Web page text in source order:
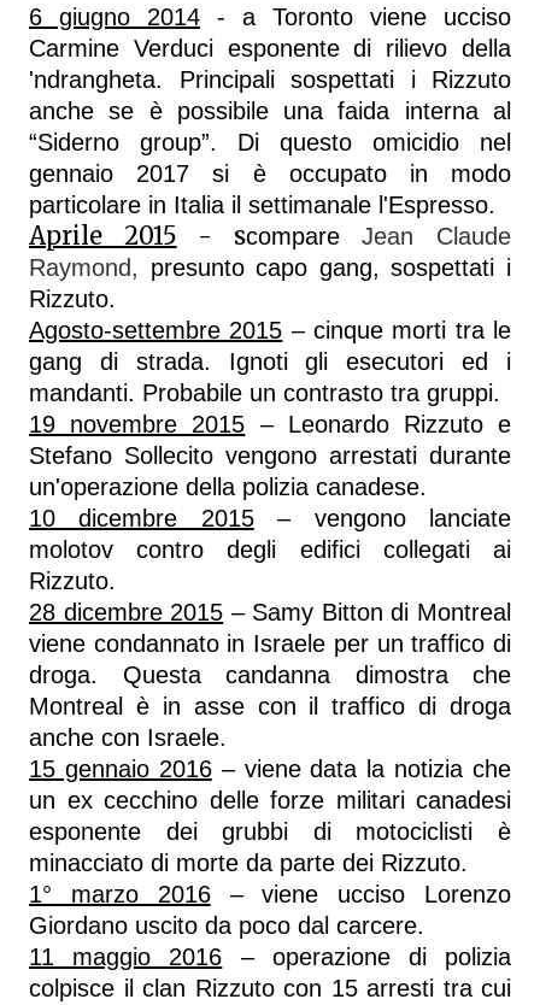
6 giugno 2014 - a Toronto viene ucciso
Carmine Verduci esponente di rilievo della
'ndrangheta. Principali sospettati i Rizzuto
anche se è possibile una faida interna al
“Siderno group”. Di questo omicidio nel
gennaio 2017 si è occupato in modo
particolare in Italia il settimanale l'Espresso.
Aprile 2015 - scompareJean Claude
Raymond, presunto capo gang, sospettati i
Rizzuto.
Agosto-settembre 2015 – cinque morti tra le
gang di strada. Ignoti gli esecutori ed i
mandanti. Probabile un contrasto tra gruppi.
19 novembre 2015 – Leonardo Rizzuto e
Stefano Sollecito vengono arrestati durante
un'operazione della polizia canadese.
10 dicembre 2015– vengono lanciate
molotov contro degli edifici collegati ai
Rizzuto.
28 dicembre 2015 – Samy Bitton di Montreal
viene condannato in Israele per un traffico di
droga. Questa candanna dimostra che
Montreal è in asse con il traffico di droga
anche con Israele.
15 gennaio 2016– viene data la notizia che
un ex cecchino delle forze militari canadesi
esponente dei grubbi di motociclisti è
minacciato di morte da parte dei Rizzuto.
1° marzo 2016– viene ucciso Lorenzo
Giordano uscito da poco dal carcere.
11 maggio 2016 – operazione di polizia
colpisce il clan Rizzuto con 15 arresti tra cui